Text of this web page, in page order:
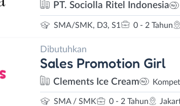
PT. Sociolla Ritel Indonesia
SMA/SMK, D3, S1 0 - 2 Tahun
Dibutuhkan
Sales Promotion Girl
Clements Ice Cream
SMA / SMK 0 - 2 Tahun